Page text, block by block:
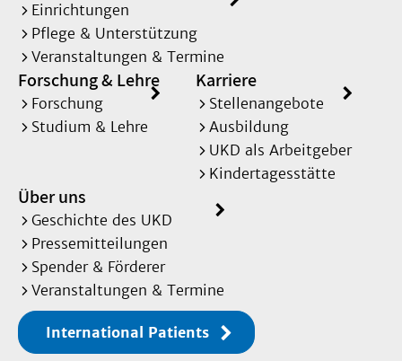
Einrichtungen
Pflege & Unterstützung
Veranstaltungen & Termine
Forschung & Lehre
Forschung
Studium & Lehre
Karriere
Stellenangebote
Ausbildung
UKD als Arbeitgeber
Kindertagesstätte
Über uns
Geschichte des UKD
Pressemitteilungen
Spender & Förderer
Veranstaltungen & Termine
International Patients